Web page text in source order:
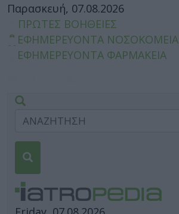
Παρασκευή, 07.08.2026
ΠΡΩΤΕΣ ΒΟΗΘΕΙΕΣ
ΕΦΗΜΕΡΕΥΟΝΤΑ ΝΟΣΟΚΟΜΕΙΑ
ΕΦΗΜΕΡΕΥΟΝΤΑ ΦΑΡΜΑΚΕΙΑ